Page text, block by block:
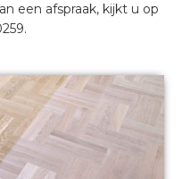
een afspraak, kijkt u op